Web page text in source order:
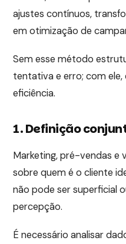
ajustes contínuos,
em otimização de
Sem esse método
tentativa e erro; com
eficiência.
1. Definição
Marketing, pré-vendas e
sobre quem é o cliente
não pode ser superficial
percepção.
É necessário analisar